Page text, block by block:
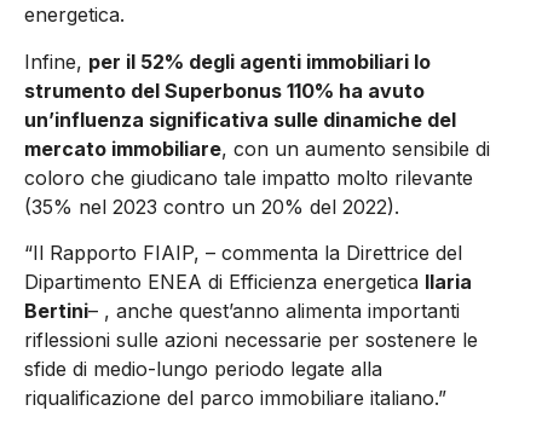
energetica.
Infine, per il 52% degli agenti immobiliari lo
strumento del Superbonus 110% ha avuto
un’influenza significativa sulle dinamiche del
mercato immobiliare, con un aumento sensibile di
coloro che giudicano tale impatto molto rilevante
(35% nel 2023 contro un 20% del 2022).
“Il Rapporto FIAIP, – commenta la Direttrice del
Dipartimento ENEA di Efficienza energetica Ilaria
Bertini– , anche quest’anno alimenta importanti
riflessioni sulle azioni necessarie per sostenere le
sfide di medio-lungo periodo legate alla
riqualificazione del parco immobiliare italiano.”